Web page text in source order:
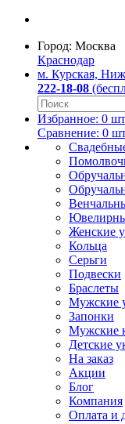
Город: Москва
Краснодар
м. Курская,
222-18-08
Избранное: 0
Сравнение: 0
Женские
Кольца
Серьги
Подвески
Браслеты
Мужские
Запонки
Мужские
Детские
На заказ
Акции
Блог
Компания
Оплата и